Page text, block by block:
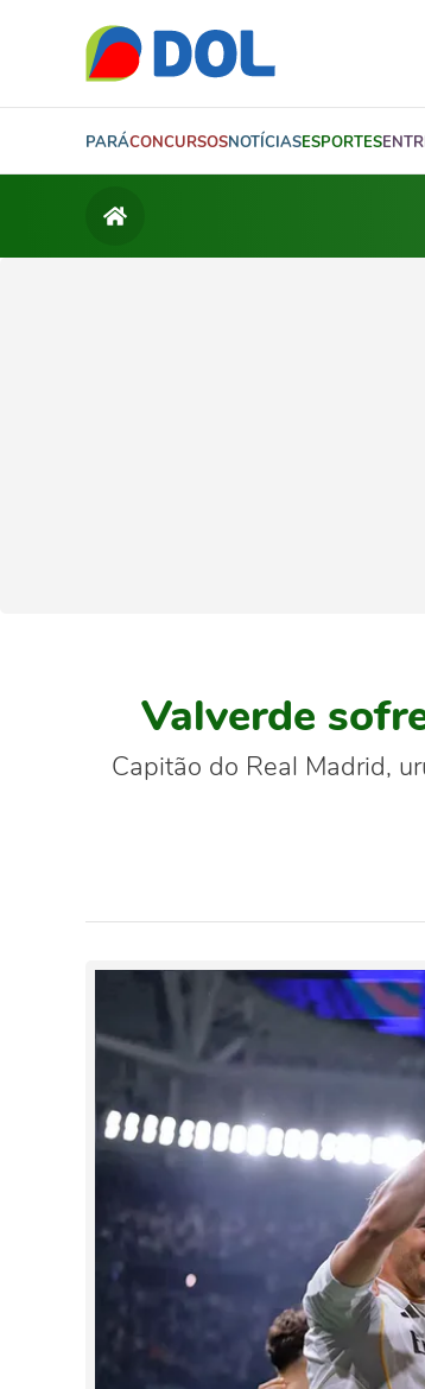
PARÁCONCURSOSNOTÍCIASESPORTES
Valverde
Capitão do Real Madrid,